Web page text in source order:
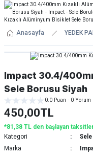
Anasayfa YEDEK
Impact 30.4/
Sele Borusu Siyah
0.0 Puan - 0 Yorum
450,00TL
*81,38 TL den başlayan
Kategori
Marka